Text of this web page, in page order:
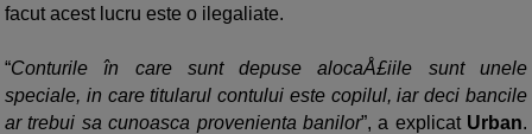
facut acest lucru este o ilegaliate.
“Conturile în care sunt depuse alocaÅ£iile sunt unele
speciale, in care titularul contului este copilul, iar deci bancile
ar trebui sa cunoasca provenienta banilor”, a explicat Urban.